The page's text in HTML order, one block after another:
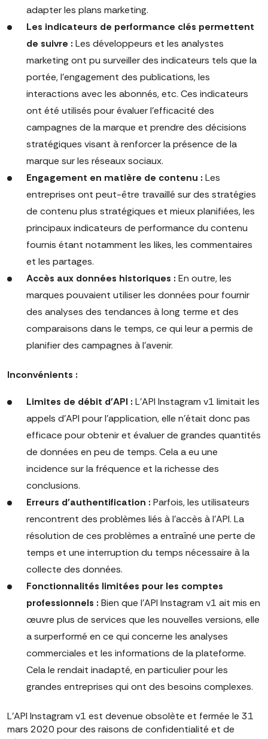
adapter les plans marketing.
Les indicateurs de performance clés permettent
de suivre : Les développeurs et les analystes
marketing ont pu surveiller des indicateurs tels que la
portée, l'engagement des publications, les
interactions avec les abonnés, etc. Ces indicateurs
ont été utilisés pour évaluer l'efficacité des
campagnes de la marque et prendre des décisions
stratégiques visant à renforcer la présence de la
marque sur les réseaux sociaux.
Engagement en matière de contenu : Les
entreprises ont peut-être travaillé sur des stratégies
de contenu plus stratégiques et mieux planifiées, les
principaux indicateurs de performance du contenu
fournis étant notamment les likes, les commentaires
et les partages.
Accès aux données historiques : En outre, les
marques pouvaient utiliser les données pour fournir
des analyses des tendances à long terme et des
comparaisons dans le temps, ce qui leur a permis de
planifier des campagnes à l'avenir.
Inconvénients :
Limites de débit d'API : L'API Instagram v1 limitait les
appels d'API pour l'application, elle n'était donc pas
efficace pour obtenir et évaluer de grandes quantités
de données en peu de temps. Cela a eu une
incidence sur la fréquence et la richesse des
conclusions.
Erreurs d'authentification : Parfois, les utilisateurs
rencontrent des problèmes liés à l'accès à l'API. La
résolution de ces problèmes a entraîné une perte de
temps et une interruption du temps nécessaire à la
collecte des données.
Fonctionnalités limitées pour les comptes
professionnels : Bien que l'API Instagram v1 ait mis en
œuvre plus de services que les nouvelles versions, elle
a surperformé en ce qui concerne les analyses
commerciales et les informations de la plateforme.
Cela le rendait inadapté, en particulier pour les
grandes entreprises qui ont des besoins complexes.
L'API Instagram v1 est devenue obsolète et fermée le 31
mars 2020 pour des raisons de confidentialité et de